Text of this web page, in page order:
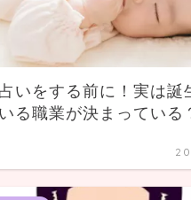
いをする前に！実は誕
る職業が決まっている